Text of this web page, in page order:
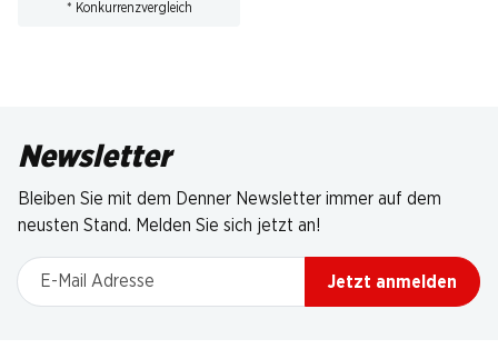
* Konkurrenzvergleich
Newsletter
Bleiben Sie mit dem Denner Newsletter immer auf dem
neusten Stand. Melden Sie sich jetzt an!
E-Mail Adresse
Jetzt anmelden